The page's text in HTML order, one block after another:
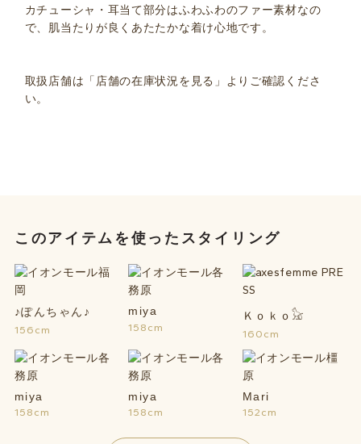
カチューシャ・耳当て部分はふわふわのファー素材なの
で、肌当たりが良くあたたかな着け心地です。
取扱店舗は「店舗の在庫状況を見る」よりご確認くださ
い。
このアイテムを使ったスタイリング
♪ぽんちゃん♪
156cm
miya
158cm
160cm
miya
158cm
miya
158cm
Mari
152cm